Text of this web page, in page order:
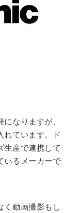
なりますが、
れています。ド
生産で連携して
いるメーカーで
く動画撮影もし